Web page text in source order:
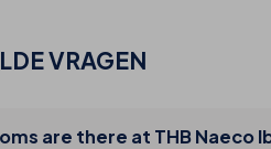
VRAGEN
are there at THB Naeco